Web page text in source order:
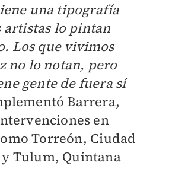
una tipografía
artistas lo pintan
Los que vivimos
no lo notan, pero
gente de fuera sí
Barrera,
en
Torreón, Ciudad
Tulum, Quintana